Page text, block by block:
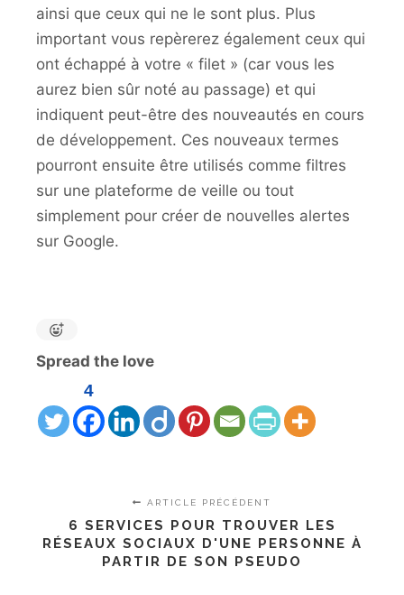
ainsi que ceux qui ne le sont plus. Plus
important vous repèrerez également ceux qui
ont échappé à votre « filet » (car vous les
aurez bien sûr noté au passage) et qui
indiquent peut-être des nouveautés en cours
de développement. Ces nouveaux termes
pourront ensuite être utilisés comme filtres
sur une plateforme de veille ou tout
simplement pour créer de nouvelles alertes
sur Google.
Spread the love
4
ARTICLE PRÉCÉDENT
6 SERVICES POUR TROUVER LES
RÉSEAUX SOCIAUX D'UNE PERSONNE À
PARTIR DE SON PSEUDO